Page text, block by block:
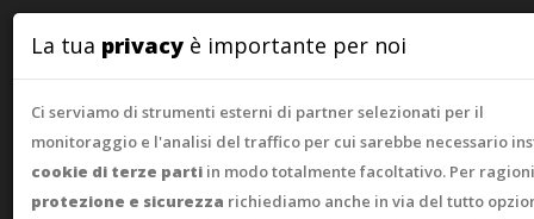
WebAsk
La tua privacy è importante per noi
Ci serviamo di strumenti esterni di partner selezionati per il
monitoraggio e l'analisi del traffico per cui sarebbe necessario
cookie di terze parti in modo totalmente facoltativo. Per
protezione e sicurezza richiediamo anche in via del tutto